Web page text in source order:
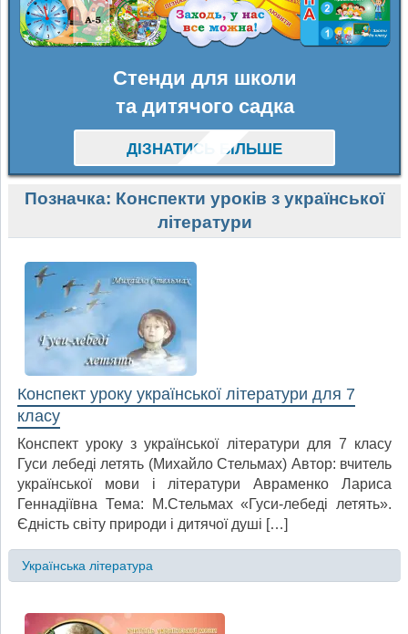
Стенди для школи
та дитячого садка
ДІЗНАТИСЬ БІЛЬШЕ
Позначка: Конспекти уроків з української
літератури
Конспект уроку української літератури для 7
класу
Конспект уроку з української літератури для 7 класу
Гуси лебеді летять (Михайло Стельмах) Автор: вчитель
української мови і літератури Авраменко Лариса
Геннадіївна Тема: М.Стельмах «Гуси-лебеді летять».
Єдність світу природи і дитячої душі […]
Українська література